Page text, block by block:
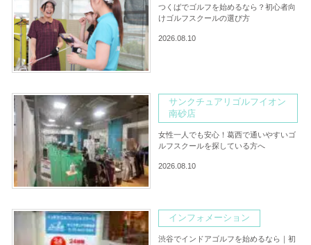
つくばでゴルフを始めるなら？初心者向
けゴルフスクールの選び方
2026.08.10
サンクチュアリゴルフイオン
南砂店
女性一人でも安心！葛西で通いやすいゴ
ルフスクールを探している方へ
2026.08.10
インフォメーション
渋谷でインドアゴルフを始めるなら｜初